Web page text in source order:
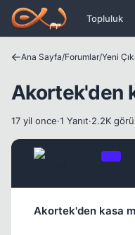
Icerige atla
Topluluk
Ana Sayfa/Forumlar/
Akortek'den
17 yil once·1 Yanıt·2.2K
Akortek'den kasa